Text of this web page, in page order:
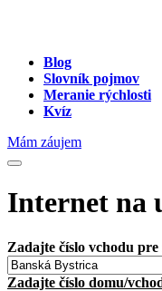
Blog
Slovník pojmov
Meranie rýchlosti
Kvíz
Mám záujem
Internet na
Zadajte číslo vchodu
Zadajte číslo domu/